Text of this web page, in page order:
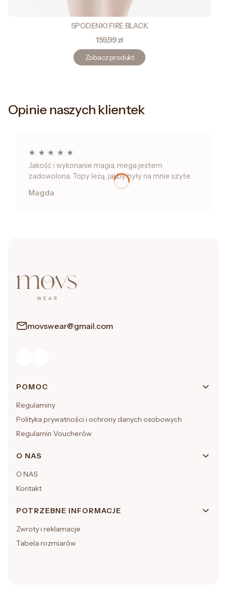
SPODENKI FIRE BLACK
Cena
159,99 zł
Zobacz produkt
Opinie naszych klientek
★ ★ ★ ★ ★
Jakość i wykonanie magia, mega jestem
zadowolona. Topy leżą, jakby były na mnie szyte.
Magda
movswear@gmail.com
Linki w stopce
POMOC
Regulaminy
Polityka prywatności i ochrony danych osobowych
Regulamin Voucherów
O NAS
O NAS
Kontakt
POTRZEBNE INFORMACJE
Zwroty i reklamacje
Tabela rozmiarów